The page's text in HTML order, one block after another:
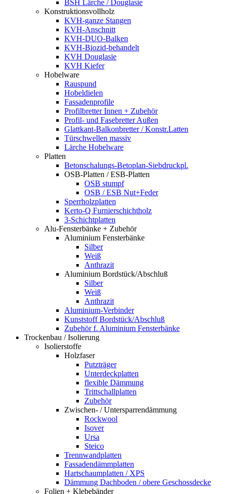
BSH Lärche / Douglasie
Konstruktionsvollholz
KVH-ganze Stangen
KVH-Anschnitt
KVH-DUO-Balken
KVH-Biozid-behandelt
KVH Douglasie
KVH Kiefer
Hobelware
Rauspund
Hobeldielen
Fassadenprofile
Profilbretter Innen + Zubehör
Profil- und Fasebretter Außen
Glattkant-Balkonbretter / Konstr.Latten
Türschwellen massiv
Lärche Hobelware
Platten
Betonschalungs-Betoplan-Siebdruckpl.
OSB-Platten / ESB-Platten
OSB stumpf
OSB / ESB Nut+Feder
Sperrholzplatten
Kerto-Q Furnierschichtholz
3-Schichtplatten
Alu-Fensterbänke + Zubehör
Aluminium Fensterbänke
Silber
Weiß
Anthrazit
Aluminium Bordstück/Abschluß
Silber
Weiß
Anthrazit
Aluminium-Verbinder
Kunststoff Bordstück/Abschluß
Zubehör f. Aluminium Fensterbänke
Trockenbau / Isolierung
Isolierstoffe
Holzfaser
Putzträger
Unterdeckplatten
flexible Dämmung
Trittschallplatten
Zubehör
Zwischen- / Untersparrendämmung
Rockwool
Isover
Ursa
Steico
Trennwandplatten
Fassadendämmplatten
Hartschaumplatten / XPS
Dämmung Dachboden / obere Geschossdecke
Folien + Klebebänder